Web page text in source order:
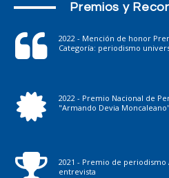
Premios y
2022 - Mención de honor
Categoría: periodismo
2022 - Premio Nacional de
"Armando Devia Moncaleano"
2021 - Premio de
entrevista